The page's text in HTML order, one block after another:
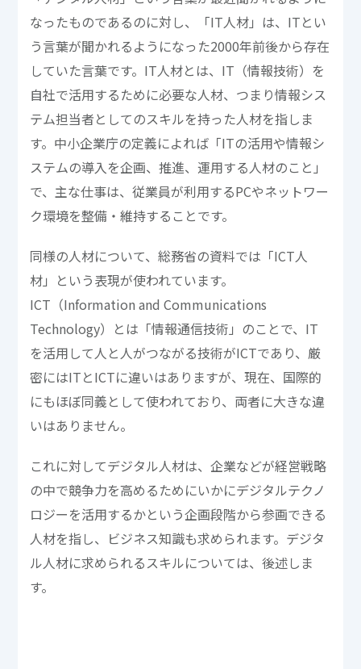
なったものであるのに対し、「IT人材」は、ITとい
う言葉が聞かれるようになった2000年前後から存在
していた言葉です。IT人材とは、IT（情報技術）を
自社で活用するために必要な人材、つまり情報シス
テム担当者としてのスキルを持った人材を指しま
す。中小企業庁の定義によれば「ITの活用や情報シ
ステムの導入を企画、推進、運用する人材のこと」
で、主な仕事は、従業員が利用するPCやネットワー
ク環境を整備・維持することです。
同様の人材について、総務省の資料では「ICT人
材」という表現が使われています。
ICT（Information and Communications
Technology）とは「情報通信技術」のことで、IT
を活用して人と人がつながる技術がICTであり、厳
密にはITとICTに違いはありますが、現在、国際的
にもほぼ同義として使われており、両者に大きな違
いはありません。
これに対してデジタル人材は、企業などが経営戦略
の中で競争力を高めるためにいかにデジタルテクノ
ロジーを活用するかという企画段階から参画できる
人材を指し、ビジネス知識も求められます。デジタ
ル人材に求められるスキルについては、後述しま
す。